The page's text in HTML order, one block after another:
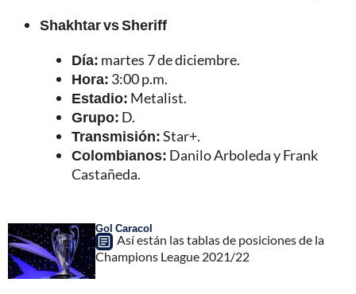
Shakhtar vs Sheriff
Día: martes 7 de diciembre.
Hora: 3:00 p.m.
Estadio: Metalist.
Grupo: D.
Transmisión:Star+.
Colombianos: Danilo Arboleda y Frank
Castañeda.
Gol Caracol
Así están las tablas de posiciones de la
Champions League 2021/22